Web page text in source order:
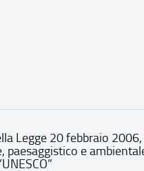
Legge 20 febbraio
e